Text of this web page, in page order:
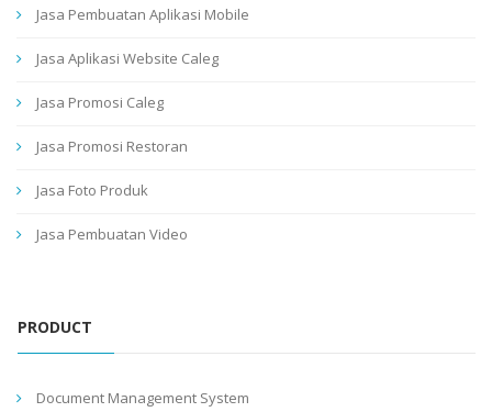
Jasa Pembuatan Aplikasi Mobile
Jasa Aplikasi Website Caleg
Jasa Promosi Caleg
Jasa Promosi Restoran
Jasa Foto Produk
Jasa Pembuatan Video
PRODUCT
Document Management System